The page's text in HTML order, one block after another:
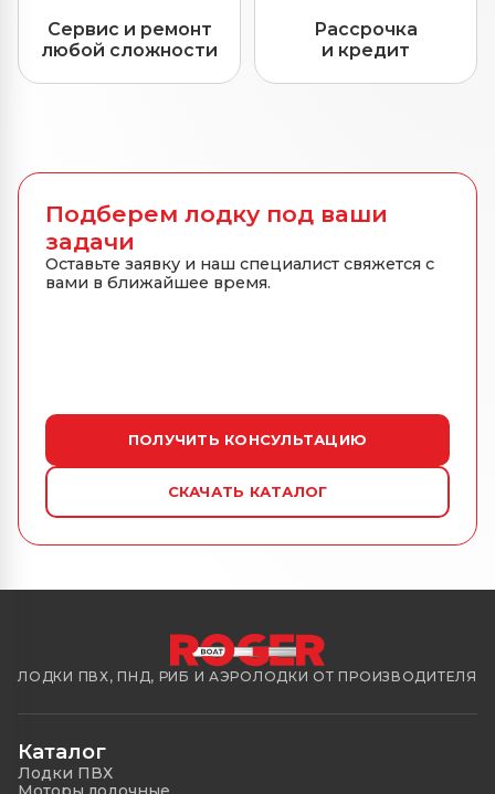
Сервис и ремонт
любой сложности
Рассрочка
и кредит
Подберем лодку под ваши
задачи
Оставьте заявку и наш специалист свяжется с
вами в ближайшее время.
ПОЛУЧИТЬ КОНСУЛЬТАЦИЮ
СКАЧАТЬ КАТАЛОГ
ЛОДКИ ПВХ, ПНД, РИБ И АЭРОЛОДКИ ОТ ПРОИЗВОДИТЕЛЯ
Каталог
Лодки ПВХ